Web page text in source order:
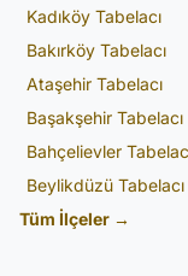
Kadıköy Tabelacı
Bakırköy Tabelacı
Ataşehir Tabelacı
Başakşehir Tabelacı
Bahçelievler
Beylikdüzü Tabelacı
Tüm İlçeler →